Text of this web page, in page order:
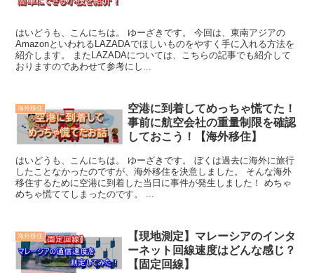
はいどうも、こんにちは。 ゆーざきです。 今回は、東南アジアの
AmazonといわれるLAZADAでほしいものをやすく手に入れる方法を
紹介します。 またLAZADAについては、こちらの記事でも紹介して
おりますのであわせて参考にし...
海外移住
空港に到着してめっちゃ慌てた！
事前に航空会社の重量制限を確認
しておこう！【海外移住】
はいどうも、こんにちは。 ゆーざきです。 ぼくは過去に海外に旅行
したことなかったのですが、海外移住を決意しました。 そんな海外
移住するために空港に到着した当日に事件が発生しました！ めちゃ
めちゃ慌ててしまったのです。 ...
海外移住
【現地測定】マレーシアのインタ
ーネット回線速度はどんな感じ？
【固定回線】